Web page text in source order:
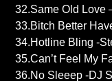
32.Same Old Love
33.Bitch Better
34.Hotline Bling -
35.Can’t Feel My
36.No Sleeep -DJ